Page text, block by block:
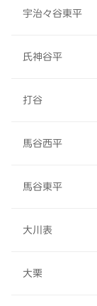
宇治々谷東平
氏神谷平
打谷
馬谷西平
馬谷東平
大川表
大栗